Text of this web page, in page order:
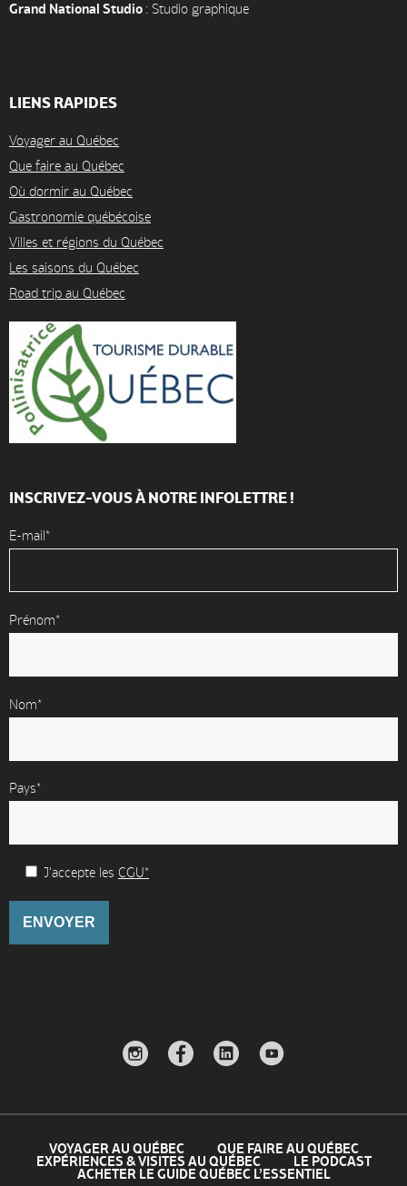
Grand National Studio : Studio graphique
LIENS RAPIDES
Voyager au Québec
Que faire au Québec
Où dormir au Québec
Gastronomie québécoise
Villes et régions du Québec
Les saisons du Québec
Road trip au Québec
INSCRIVEZ-VOUS À NOTRE INFOLETTRE !
E-mail*
Prénom*
Nom*
Pays*
J'accepte les CGU*
VOYAGER AU QUÉBEC
QUE FAIRE AU QUÉBEC
EXPÉRIENCES & VISITES AU QUÉBEC
LE PODCAST
ACHETER LE GUIDE QUÉBEC L’ESSENTIEL